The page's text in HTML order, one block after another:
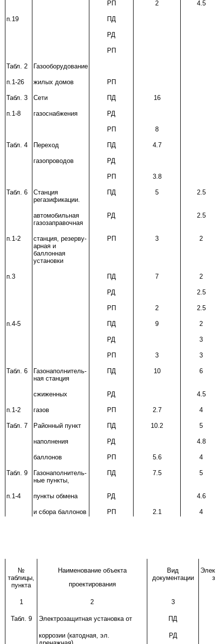
РП 2 4.5
п.19 ПД
РД
РП
Табл. 2 Газооборудование
п.1-26 жилых домов РП
Табл. 3 Сети ПД 16
п.1-8 газоснабжения РД
РП 8
Табл. 4 Переход ПД 4.7
газопроводов РД
РП 3.8
Табл. 6
Станция
регазификации.
ПД 5 2.5
автомобильная
газозаправочная
РД 2.5
п.1-2
станция, резерву-
арная и
баллонная
установки
РП 3 2
п.3 ПД 7 2
РД 2.5
РП 2 2.5
п.4-5 ПД 9 2
РД 3
РП 3 3
Табл. 6
Газонаполнитель-
ная станция
ПД 10 6
сжиженных РД 4.5
п.1-2 газов РП 2.7 4
Табл. 7 Районный пункт ПД 10.2 5
наполнения РД 4.8
баллонов РП 5.6 4
Табл. 9
Газонаполнитель-
ные пункты,
ПД 7.5 5
п.1-4 пункты обмена РД 4.6
и сбора баллонов РП 2.1 4
№
таблицы,
пункта
Наименование объекта
проектирования
Вид
документации
1 2 3
Табл. 9 Электрозащитная установка от ПД
коррозии (катодная, эл.
РД